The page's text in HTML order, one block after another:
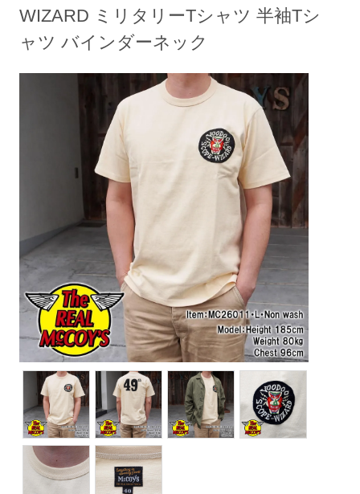
WIZARD ミリタリーTシャツ 半袖Tシ
ャツ バインダーネック